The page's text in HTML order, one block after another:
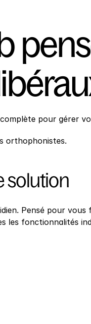
pour gérer
orthophonistes.
solution
Pensé pour vous
les fonctionnalités